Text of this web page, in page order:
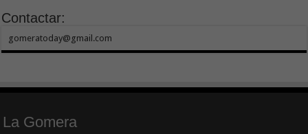
Contactar:
gomeratoday@gmail.com
La Gomera